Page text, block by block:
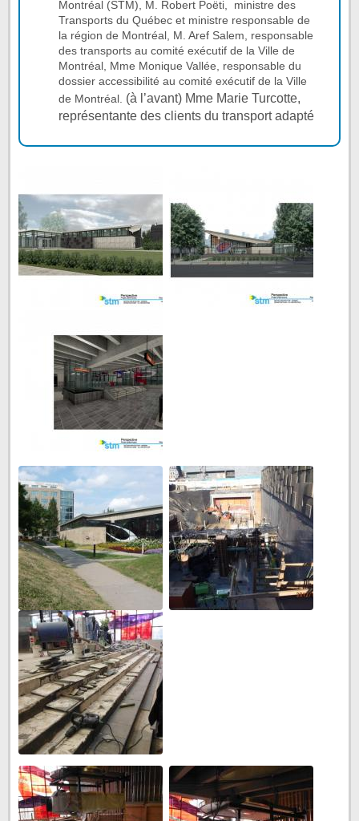
Montréal (STM), M. Robert Poëti, ministre des
Transports du Québec et ministre responsable de
la région de Montréal, M. Aref Salem, responsable
des transports au comité exécutif de la Ville de
Montréal, Mme Monique Vallée, responsable du
dossier accessibilité au comité exécutif de la Ville
de Montréal. (à l’avant) Mme Marie Turcotte,
représentante des clients du transport adapté